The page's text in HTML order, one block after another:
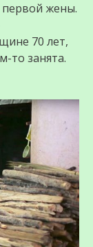
первой жены.
70 лет,
то занята.